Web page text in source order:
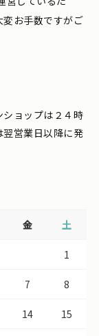
変お手数ですがご
ョップは２４時
翌営業日以降に発
金 土
1
7 8
14 15